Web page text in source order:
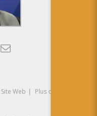
Site Web |
Plus de